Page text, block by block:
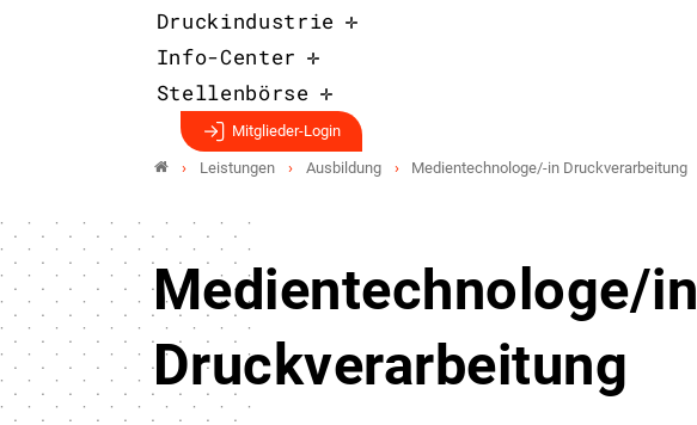
Druckindustrie
Info-Center
Stellenbörse
Mitglieder-Login
Leistungen Ausbildung Medientechnologe/-in Druckverarbeitung
Medientechnologe/in
Druckverarbeitung